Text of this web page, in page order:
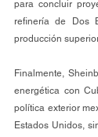
para concluir
refinería de Dos
producción
Finalmente,
energética con
política exterior
Estados Unidos,